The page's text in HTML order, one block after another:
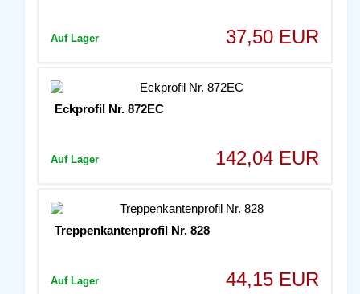
Auf Lager 37,50 EUR
Eckprofil Nr. 872EC
Auf Lager 142,04 EUR
Treppenkantenprofil Nr. 828
Auf Lager 44,15 EUR